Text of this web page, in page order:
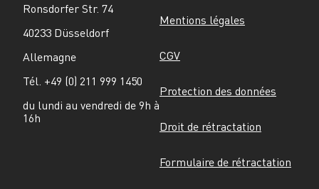
Ronsdorfer Str. 74
40233 Düsseldorf
Allemagne
Tél. +49 (0) 211 999 1450
du lundi au vendredi de 9h à
16h
Mentions légales
CGV
Protection des données
Droit de rétractation
Formulaire de rétractation